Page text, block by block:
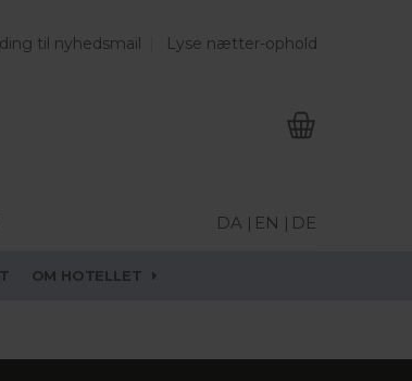
til nyhedsmail Lyse nætter-ophold
DA | EN | DE
OM HOTELLET